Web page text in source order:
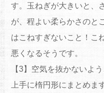
す。玉ねぎが大きいと、
が、程よい柔らかさのと
はこねすぎないこと！こ
悪くなるそうです。
【3】空気を抜かないよ
上手に楕円形にまとめま